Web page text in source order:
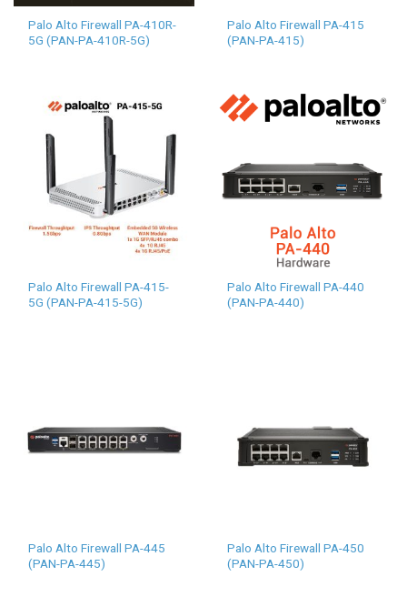
Palo Alto Firewall PA-410R-
5G (PAN-PA-410R-5G)
Palo Alto Firewall PA-415
(PAN-PA-415)
Palo Alto Firewall PA-415-
5G (PAN-PA-415-5G)
Palo Alto Firewall PA-440
(PAN-PA-440)
Palo Alto Firewall PA-445
(PAN-PA-445)
Palo Alto Firewall PA-450
(PAN-PA-450)